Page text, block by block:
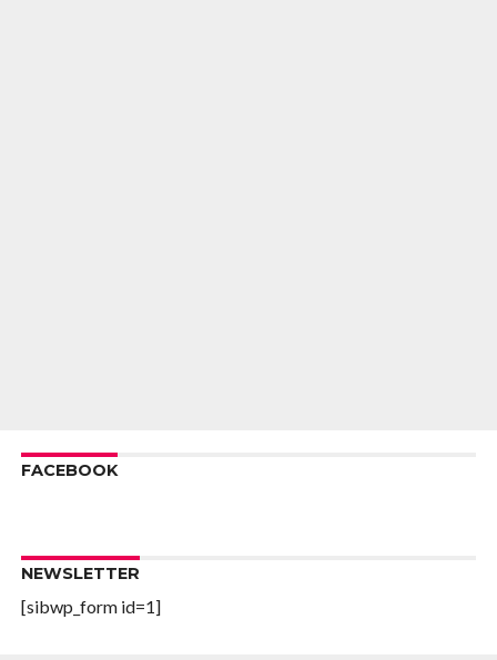
FACEBOOK
NEWSLETTER
[sibwp_form id=1]